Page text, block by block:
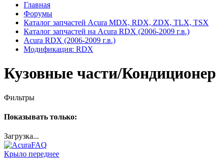
Главная
Форумы
Каталог запчастей Acura MDX, RDX, ZDX, TLX, TSX
Каталог запчастей на Acura RDX (2006-2009 г.в.)
Acura RDX (2006-2009 г.в.)
Модификация: RDX
Кузовные части/Кондиционер
Фильтры
Показывать только:
Загрузка...
Крыло переднее